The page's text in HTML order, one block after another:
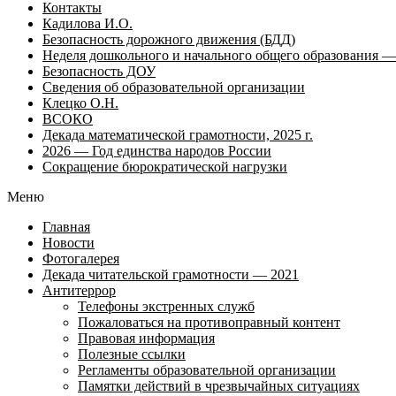
Контакты
Кадилова И.О.
Безопасность дорожного движения (БДД)
Неделя дошкольного и начального общего образования —
Безопасность ДОУ
Сведения об образовательной организации
Клецко О.Н.
ВСОКО
Декада математической грамотности, 2025 г.
2026 — Год единства народов России
Сокращение бюрократической нагрузки
Меню
Главная
Новости
Фотогалерея
Декада читательской грамотности — 2021
Антитеррор
Телефоны экстренных служб
Пожаловаться на противоправный контент
Правовая информация
Полезные ссылки
Регламенты образовательной организации
Памятки действий в чрезвычайных ситуациях